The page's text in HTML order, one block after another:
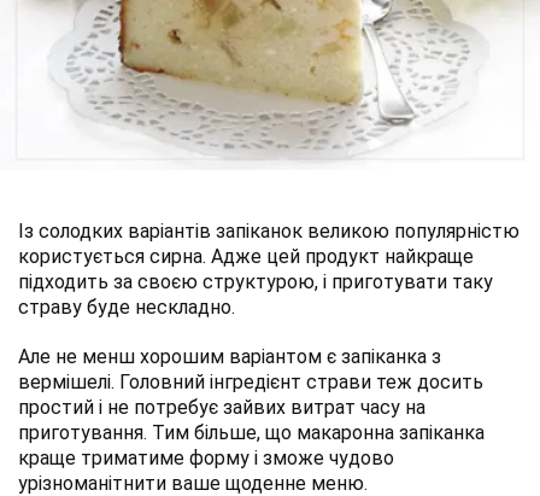
Із солодких варіантів запіканок великою популярністю
користується сирна. Адже цей продукт найкраще
підходить за своєю структурою, і приготувати таку
страву буде нескладно.
Але не менш хорошим варіантом є запіканка з
вермішелі. Головний інгредієнт страви теж досить
простий і не потребує зайвих витрат часу на
приготування. Тим більше, що макаронна запіканка
краще триматиме форму і зможе чудово
урізноманітнити ваше щоденне меню.